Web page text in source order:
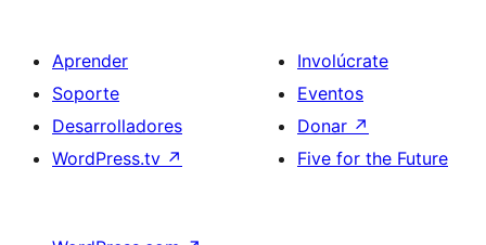
Aprender
Soporte
Desarrolladores
WordPress.tv ↗
Involúcrate
Eventos
Donar ↗
Five for the Future